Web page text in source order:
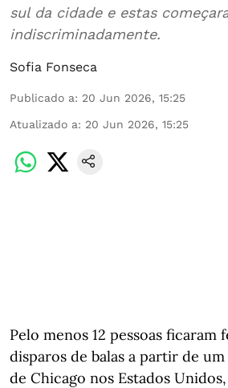
sul da cidade e estas
indiscriminadamente.
Sofia Fonseca
Publicado a: 20 Jun 2026, 15:25
Atualizado a: 20 Jun 2026, 15:25
Pelo menos 12 pessoas ficaram
disparos de balas a partir de
de Chicago nos Estados